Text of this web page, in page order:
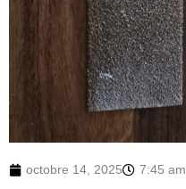
octobre 14, 2025 7:45 am